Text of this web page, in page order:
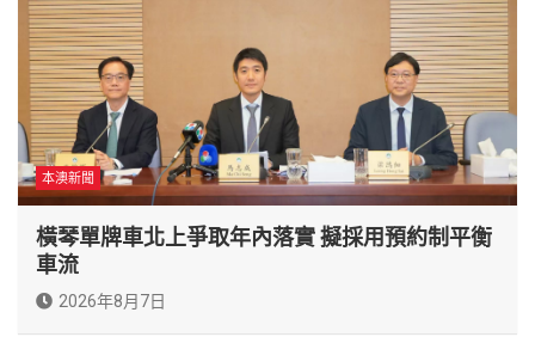
本澳新聞
橫琴單牌車北上爭取年內落實 擬採用預約制平衡
車流
2026年8月7日